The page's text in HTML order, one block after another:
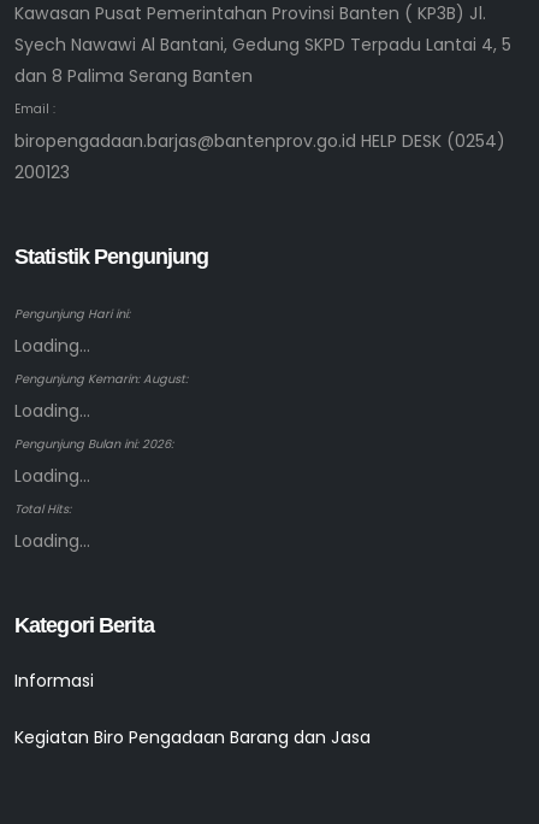
Kawasan Pusat Pemerintahan Provinsi Banten ( KP3B) Jl.
Syech Nawawi Al Bantani, Gedung SKPD Terpadu Lantai 4, 5
dan 8 Palima Serang Banten
Email :
biropengadaan.barjas@bantenprov.go.id HELP DESK (0254)
200123
Statistik Pengunjung
Pengunjung Hari ini:
Loading...
Pengunjung Kemarin: August:
Loading...
Pengunjung Bulan ini: 2026:
Loading...
Total Hits:
Loading...
Kategori Berita
Informasi
Kegiatan Biro Pengadaan Barang dan Jasa